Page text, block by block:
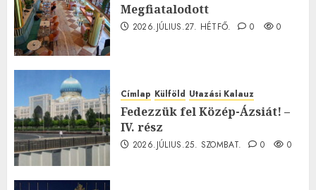
Megfiatalodott
2026.JÚLIUS.27. HÉTFŐ. 0 0
Címlap Külföld Utazási Kalauz
Fedezzük fel Közép-Ázsiát! –
IV. rész
2026.JÚLIUS.25. SZOMBAT. 0 0